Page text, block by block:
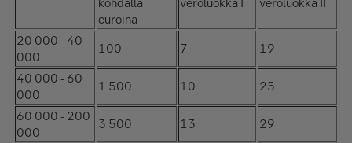
euroina
20 000 - 40
000
100 7
19
40 000 - 60
000
1 500 10
25
60 000 - 200
000
3 500 13
29